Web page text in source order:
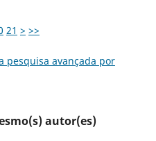
21 > >>
pesquisa avançada por
autor(es)